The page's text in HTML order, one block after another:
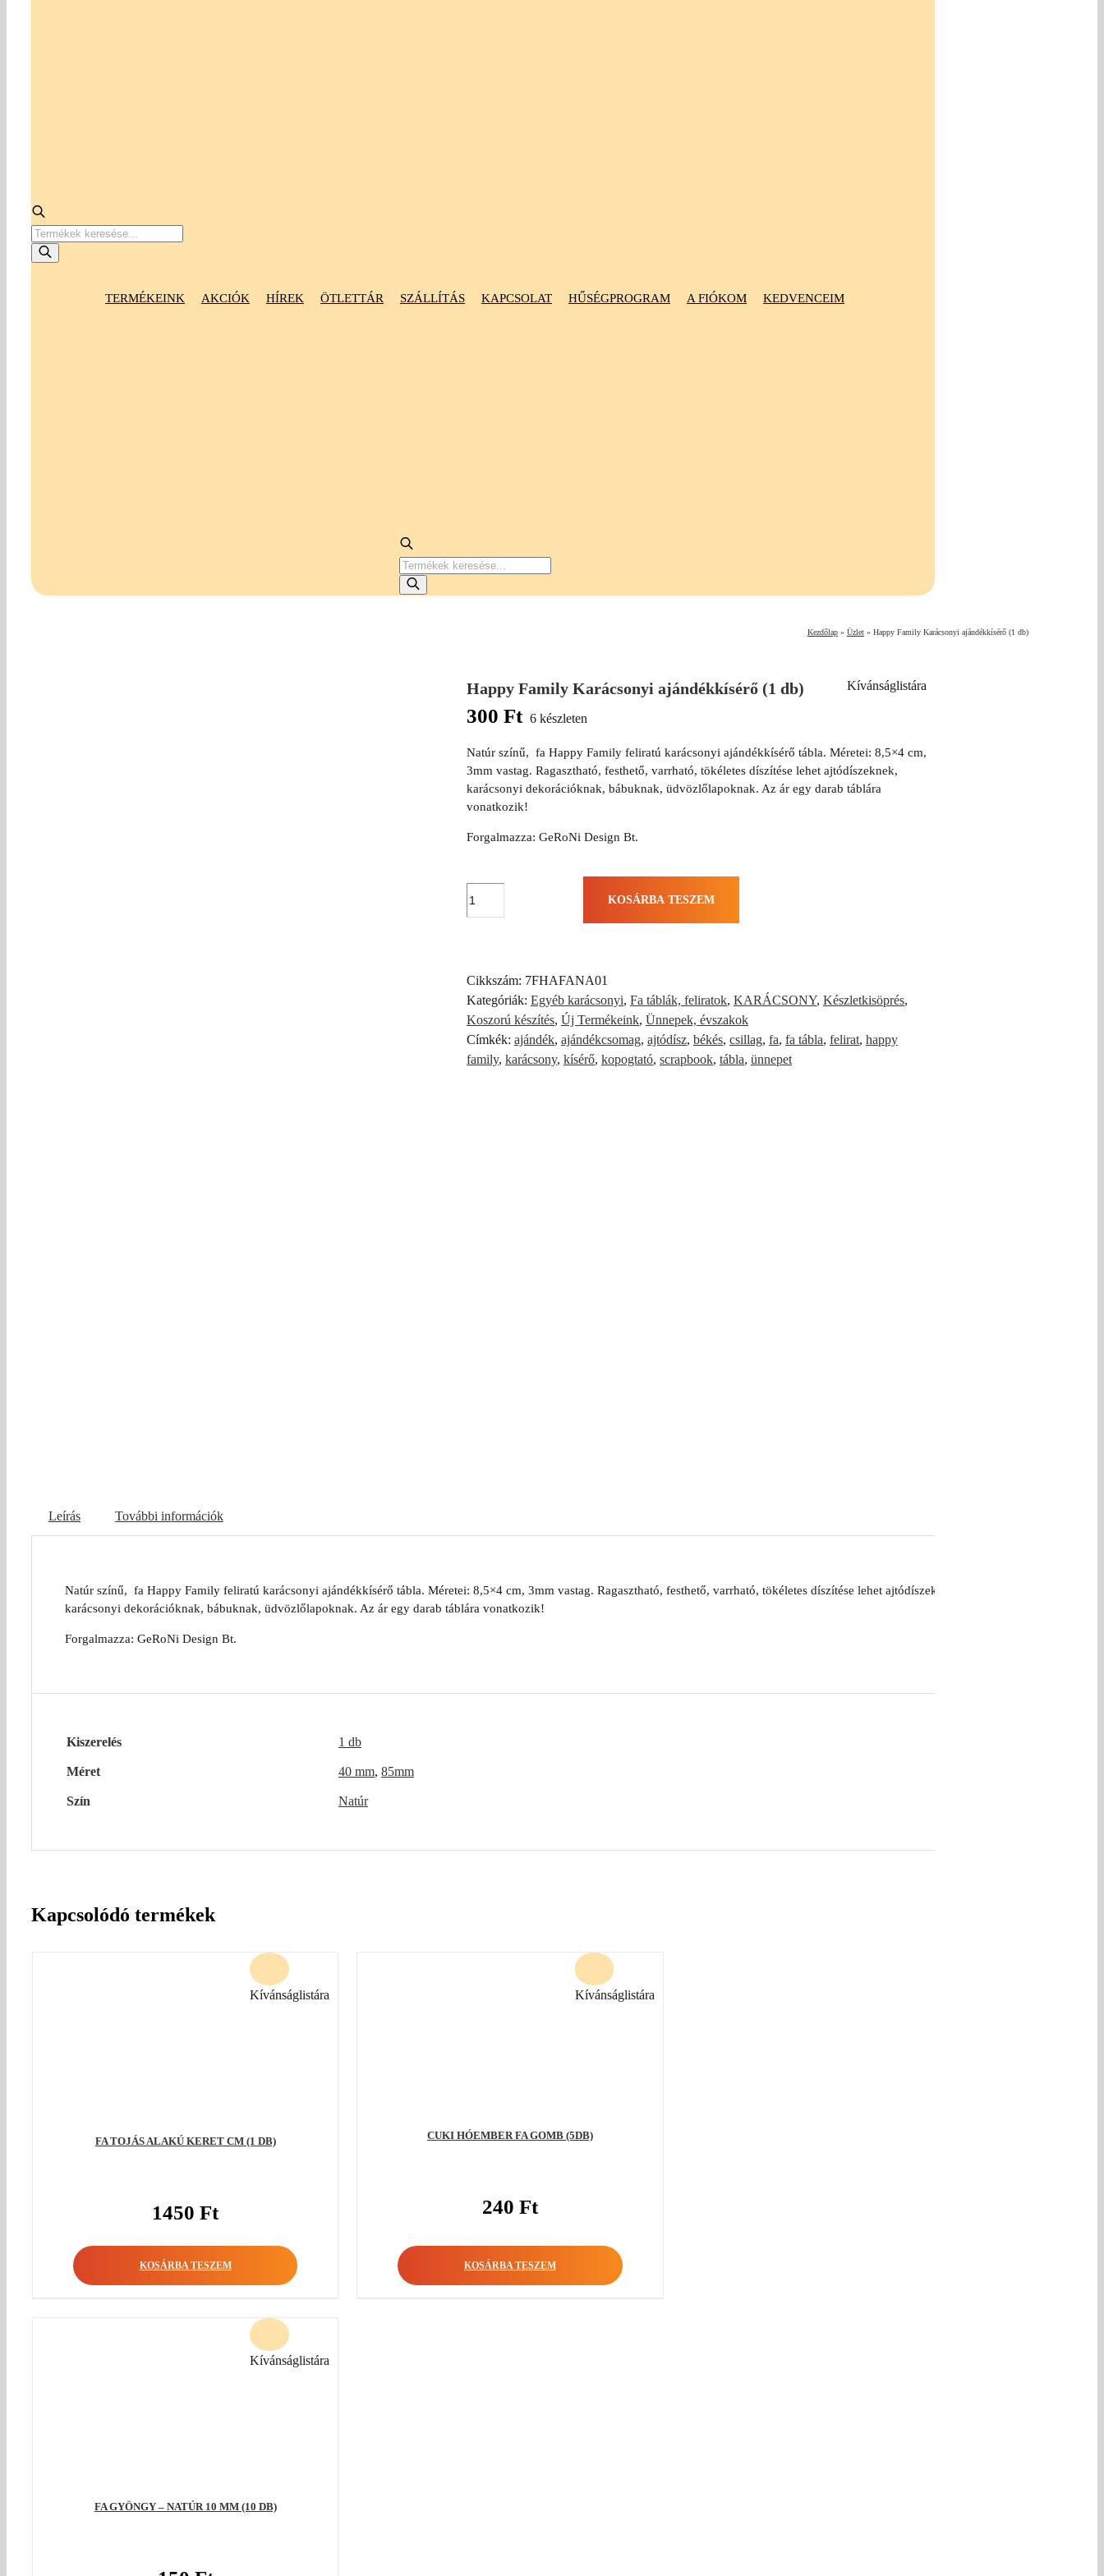
Products
search
TERMÉKEINK AKCIÓK HÍREK ÖTLETTÁR SZÁLLÍTÁS KAPCSOLAT HŰSÉGPROGRAM A FIÓKOM KEDVENCEIM
PRODUCTS
SEARCH
Kezdőlap » Üzlet » Happy Family Karácsonyi ajándékkísérő (1 db)
Happy Family Karácsonyi ajándékkísérő (1 db)
300 Ft 6 készleten
Natúr színű, fa Happy Family feliratú karácsonyi ajándékkísérő tábla. Méretei: 8,5×4 cm,
3mm vastag. Ragasztható, festhető, varrható, tökéletes díszítése lehet ajtódíszeknek,
karácsonyi dekorációknak, bábuknak, üdvözlőlapoknak. Az ár egy darab táblára
vonatkozik!
Forgalmazza: GeRoNi Design Bt.
mennyiség
KOSÁRBA TESZEM
Kívánságlistára
Cikkszám: 7FHAFANA01
Kategóriák: Egyéb karácsonyi, Fa táblák, feliratok, KARÁCSONY, Készletkisöprés,
Koszorú készítés, Új Termékeink, Ünnepek, évszakok
Címkék: ajándék, ajándékcsomag, ajtódísz, békés, csillag, fa, fa tábla, felirat, happy
family, karácsony, kísérő, kopogtató, scrapbook, tábla, ünnepet
Leírás További információk
Natúr színű, fa Happy Family feliratú karácsonyi ajándékkísérő tábla. Méretei: 8,5×4 cm, 3mm vastag. Ragasztható, festhető, varrható, tökéletes díszítése lehet ajtódíszeknek,
karácsonyi dekorációknak, bábuknak, üdvözlőlapoknak. Az ár egy darab táblára vonatkozik!
Forgalmazza: GeRoNi Design Bt.
Kiszerelés 1 db
Méret 40 mm, 85mm
Szín Natúr
Kapcsolódó termékek
FA TOJÁS ALAKÚ KERET CM (1 DB)
1450Ft
KOSÁRBA TESZEM
Kívánságlistára
CUKI HÓEMBER FA GOMB (5DB)
240 Ft
KOSÁRBA TESZEM
Kívánságlistára
FA GYÖNGY – NATÚR 10 MM (10 DB)
Kívánságlistára